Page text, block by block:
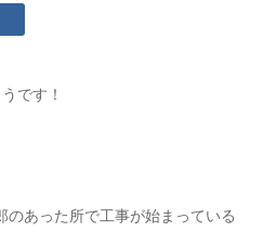
です！
のあった所で工事が始まっている